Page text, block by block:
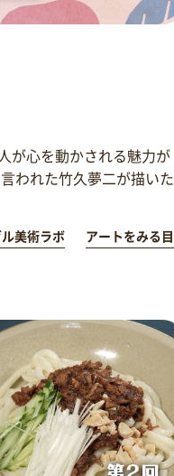
が心を動かされる魅力が
われた竹久夢二が描いた
美術ラボ アートをみる目